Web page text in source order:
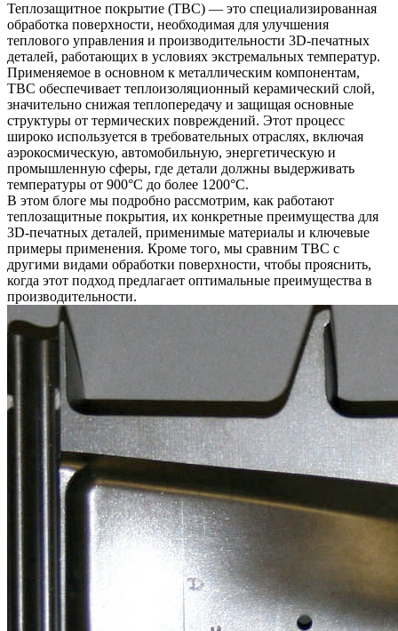
Теплозащитное покрытие (TBC) — это специализированная
обработка поверхности, необходимая для улучшения
теплового управления и производительности 3D-печатных
деталей, работающих в условиях экстремальных температур.
Применяемое в основном к металлическим компонентам,
TBC обеспечивает теплоизоляционный керамический слой,
значительно снижая теплопередачу и защищая основные
структуры от термических повреждений. Этот процесс
широко используется в требовательных отраслях, включая
аэрокосмическую, автомобильную, энергетическую и
промышленную сферы, где детали должны выдерживать
температуры от 900°C до более 1200°C.
В этом блоге мы подробно рассмотрим, как работают
теплозащитные покрытия, их конкретные преимущества для
3D-печатных деталей, применимые материалы и ключевые
примеры применения. Кроме того, мы сравним TBC с
другими видами обработки поверхности, чтобы прояснить,
когда этот подход предлагает оптимальные преимущества в
производительности.